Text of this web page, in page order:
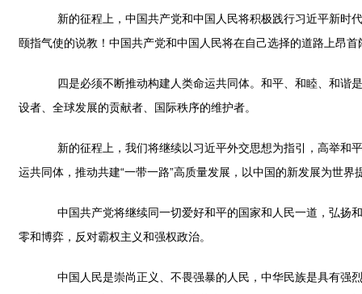
新的征程上，中国共产党和中国人民将积极践行习近平新时代
颐指气使的说教！中国共产党和中国人民将在自己选择的道路上昂
四是必须不断推动构建人类命运共同体。和平、和睦、和谐是
设者、全球发展的贡献者、国际秩序的维护者。
新的征程上，我们将继续以习近平外交思想为指引，高举和平
运共同体，推动共建“一带一路”高质量发展，以中国的新发展为世界
中国共产党将继续同一切爱好和平的国家和人民一道，弘扬和
零和博弈，反对霸权主义和强权政治。
中国人民是崇尚正义、不畏强暴的人民，中华民族是具有强烈